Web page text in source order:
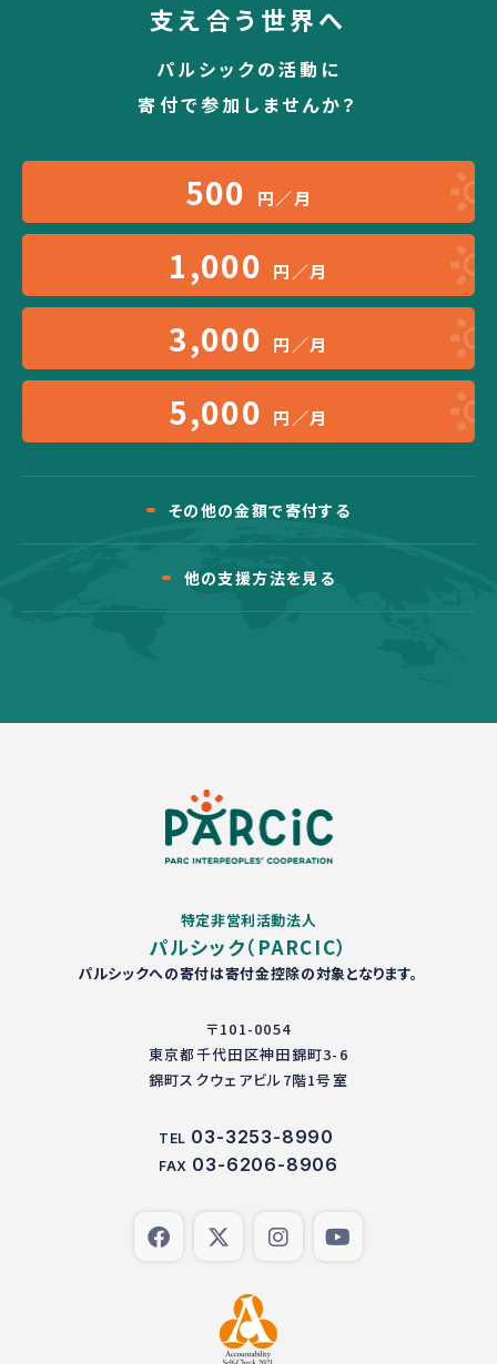
支え合う世界へ
パルシックの活動に
寄付で参加しませんか？
500 円／月
1,000 円／月
3,000 円／月
5,000 円／月
その他の金額で寄付する
他の支援方法を見る
特定非営利活動法人
パルシック（PARCIC）
パルシックへの寄付は寄付金控除の対象となります。
〒101-0054
東京都千代田区神田錦町3-6
錦町スクウェアビル7階1号室
TEL 03-3253-8990
FAX 03-6206-8906